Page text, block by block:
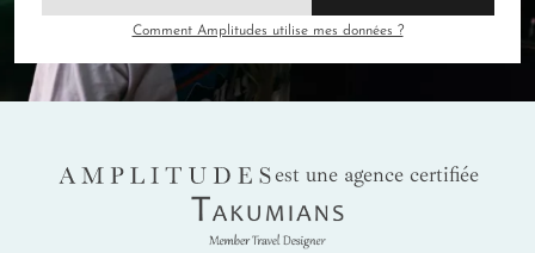
Comment Amplitudes utilise mes données ?
AMPLITUDES
est une agence certifiée
Takumians